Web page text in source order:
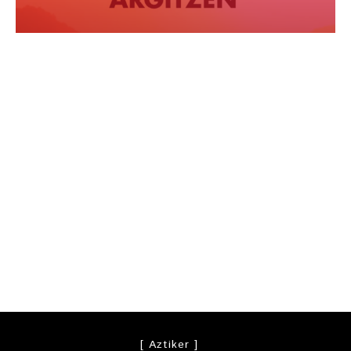
[ Aztiker ]